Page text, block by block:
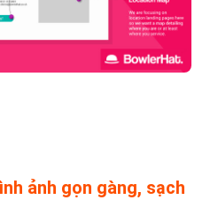
ảnh gọn gàng, sạch